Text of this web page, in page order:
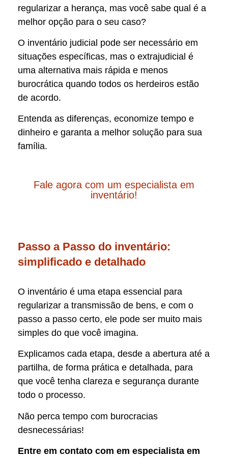
regularizar a herança, mas você sabe qual é a
melhor opção para o seu caso?
O inventário judicial pode ser necessário em
situações específicas, mas o extrajudicial é
uma alternativa mais rápida e menos
burocrática quando todos os herdeiros estão
de acordo.
Entenda as diferenças, economize tempo e
dinheiro e garanta a melhor solução para sua
família.
Fale agora com um especialista em
inventário!
Passo a Passo do inventário:
simplificado e detalhado
O inventário é uma etapa essencial para
regularizar a transmissão de bens, e com o
passo a passo certo, ele pode ser muito mais
simples do que você imagina.
Explicamos cada etapa, desde a abertura até a
partilha, de forma prática e detalhada, para
que você tenha clareza e segurança durante
todo o processo.
Não perca tempo com burocracias
desnecessárias!
Entre em contato com em especialista em